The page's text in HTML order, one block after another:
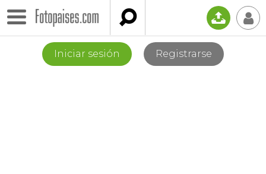
 📤 👤
Iniciar sesión Registrarse